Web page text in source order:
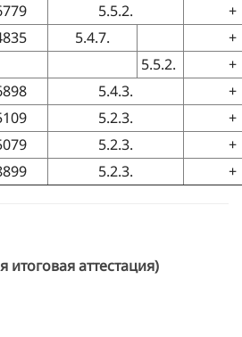
5.5.2.
+
5.4.7.
+
5.5.2.
+
5.4.3.
+
5.2.3.
+
5.2.3.
+
5.2.3. +
итоговая аттестация)